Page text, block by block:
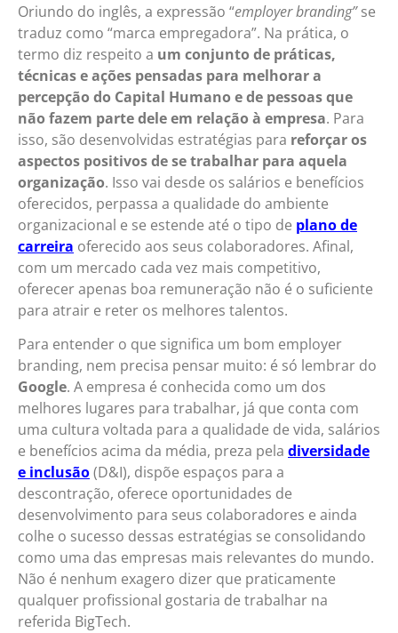
Oriundo do inglês, a expressão “employer branding”se
traduz como “marca empregadora”. Na prática, o
termo diz respeito a um conjunto de práticas,
técnicas e ações pensadas para melhorar a
percepção do Capital Humano e de pessoas que
não fazem parte dele em relação à empresa. Para
isso, são desenvolvidas estratégias para reforçar os
aspectos positivos de se trabalhar para aquela
organização. Isso vai desde os salários e benefícios
oferecidos, perpassa a qualidade do ambiente
organizacional e se estende até o tipo de plano de
carreira oferecido aos seus colaboradores. Afinal,
com um mercado cada vez mais competitivo,
oferecer apenas boa remuneração não é o suficiente
para atrair e reter os melhores talentos.
Para entender o que significa um bom employer
branding, nem precisa pensar muito: é só lembrar do
Google. A empresa é conhecida como um dos
melhores lugares para trabalhar, já que conta com
uma cultura voltada para a qualidade de vida, salários
e benefícios acima da média, preza pela diversidade
e inclusão(D&I), dispõe espaços para a
descontração, oferece oportunidades de
desenvolvimento para seus colaboradores e ainda
colhe o sucesso dessas estratégias se consolidando
como uma das empresas mais relevantes do mundo.
Não é nenhum exagero dizer que praticamente
qualquer profissional gostaria de trabalhar na
referida BigTech.